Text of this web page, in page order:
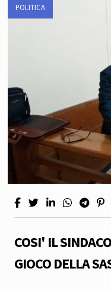
POLITICA
COSI' IL
GIOCO DELLA